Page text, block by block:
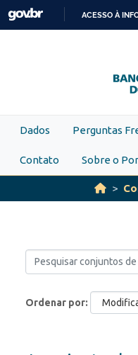
Skip to main content
ACESSO À
Dados Perguntas
Contato Sobre o
Ordenar por